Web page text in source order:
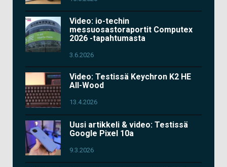
Video: io-techin
messuosastoraportit Computex
2026 -tapahtumasta
3.6.2026
Video: Testissä Keychron K2 HE
All-Wood
13.4.2026
Uusi artikkeli & video: Testissä
Google Pixel 10a
9.3.2026